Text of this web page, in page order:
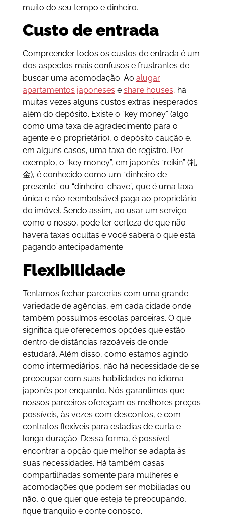
muito do seu tempo e dinheiro.
Custo de entrada
Compreender todos os custos de entrada é um
dos aspectos mais confusos e frustrantes de
buscar uma acomodação. Ao alugar
apartamentos japoneses e share houses, há
muitas vezes alguns custos extras inesperados
além do depósito. Existe o “key money” (algo
como uma taxa de agradecimento para o
agente e o proprietário), o depósito caução e,
em alguns casos, uma taxa de registro. Por
exemplo, o “key money”, em japonês “reikin” (礼
金), é conhecido como um “dinheiro de
presente” ou “dinheiro-chave”, que é uma taxa
única e não reembolsável paga ao proprietário
do imóvel. Sendo assim, ao usar um serviço
como o nosso, pode ter certeza de que não
haverá taxas ocultas e você saberá o que está
pagando antecipadamente.
Flexibilidade
Tentamos fechar parcerias com uma grande
variedade de agências, em cada cidade onde
também possuímos escolas parceiras. O que
significa que oferecemos opções que estão
dentro de distâncias razoáveis de onde
estudará. Além disso, como estamos agindo
como intermediários, não há necessidade de se
preocupar com suas habilidades no idioma
japonês por enquanto. Nós garantimos que
nossos parceiros ofereçam os melhores preços
possíveis, às vezes com descontos, e com
contratos flexíveis para estadias de curta e
longa duração. Dessa forma, é possível
encontrar a opção que melhor se adapta às
suas necessidades. Há também casas
compartilhadas somente para mulheres e
acomodações que podem ser mobiliadas ou
não, o que quer que esteja te preocupando,
fique tranquilo e conte conosco.